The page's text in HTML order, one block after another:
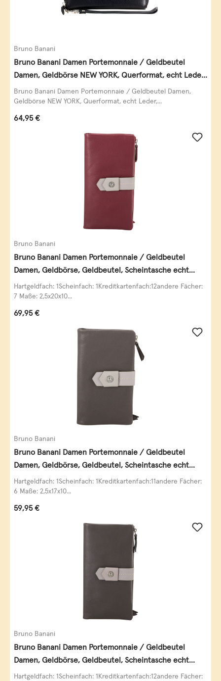
Bruno Banani
Bruno Banani Damen Portemonnaie / Geldbeutel
Damen, Geldbörse NEW YORK, Querformat, echt Leder,
schwarz
Bruno Banani Damen Portemonnaie / Geldbeutel Damen,
Geldbörse NEW YORK, Querformat, echt Leder,...
Regulärer Preis:
64,95 €
Bruno Banani
Bruno Banani Damen Portemonnaie / Geldbeutel
Damen, Geldbörse, Geldbeutel, Scheintasche echt
Leder
Hartgeldfach: 1Scheinfach: 1Kreditkartenfach:12andere Fächer:
7 Maße: 2,5x20x10...
Regulärer Preis:
69,95 €
Bruno Banani
Bruno Banani Damen Portemonnaie / Geldbeutel
Damen, Geldbörse, Geldbeutel, Scheintasche echt
Leder
Hartgeldfach: 1Scheinfach: 1Kreditkartenfach:11andere Fächer:
6 Maße: 2,5x17x10...
Regulärer Preis:
59,95 €
Bruno Banani
Bruno Banani Damen Portemonnaie / Geldbeutel
Damen, Geldbörse, Geldbeutel, Scheintasche echt
Leder
Hartgeldfach: 1Scheinfach: 1Kreditkartenfach:12andere Fächer: